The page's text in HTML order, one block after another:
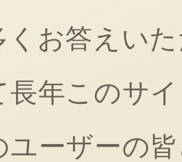
くお答えい
長年このサ
ユーザーの